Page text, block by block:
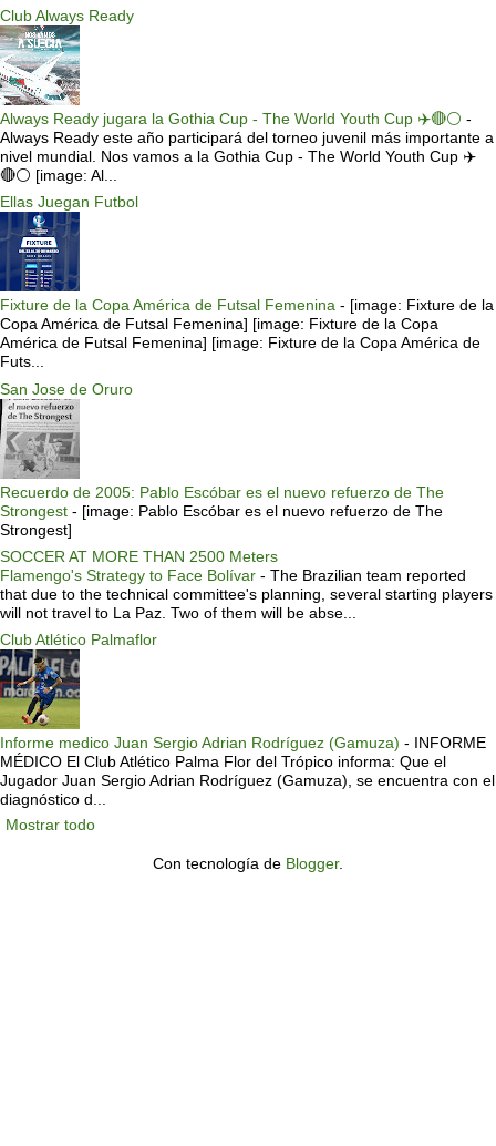
Club Always Ready
Always Ready jugara la Gothia Cup - The World Youth Cup ✈️🔴⚪️ -
Always Ready este año participará del torneo juvenil más importante a
nivel mundial. Nos vamos a la Gothia Cup - The World Youth Cup ✈️
🔴⚪️ [image: Al...
Ellas Juegan Futbol
Fixture de la Copa América de Futsal Femenina - [image: Fixture de la
Copa América de Futsal Femenina] [image: Fixture de la Copa
América de Futsal Femenina] [image: Fixture de la Copa América de
Futs...
San Jose de Oruro
Recuerdo de 2005: Pablo Escóbar es el nuevo refuerzo de The
Strongest - [image: Pablo Escóbar es el nuevo refuerzo de The
Strongest]
SOCCER AT MORE THAN 2500 Meters
Flamengo's Strategy to Face Bolívar - The Brazilian team reported
that due to the technical committee's planning, several starting players
will not travel to La Paz. Two of them will be abse...
Club Atlético Palmaflor
Informe medico Juan Sergio Adrian Rodríguez (Gamuza) - INFORME
MÉDICO El Club Atlético Palma Flor del Trópico informa: Que el
Jugador Juan Sergio Adrian Rodríguez (Gamuza), se encuentra con el
diagnóstico d...
Mostrar todo
Con tecnología de Blogger.